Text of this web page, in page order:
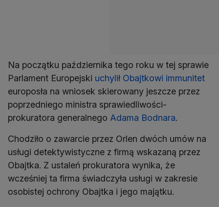
Na początku października tego roku w tej sprawie
Parlament Europejski uchylił Obajtkowi immunitet
europosła na wniosek skierowany jeszcze przez
poprzedniego ministra sprawiedliwości-
prokuratora generalnego Adama Bodnara.
Chodziło o zawarcie przez Orlen dwóch umów na
usługi detektywistyczne z firmą wskazaną przez
Obajtka. Z ustaleń prokuratora wynika, że
wcześniej ta firma świadczyła usługi w zakresie
osobistej ochrony Obajtka i jego majątku.